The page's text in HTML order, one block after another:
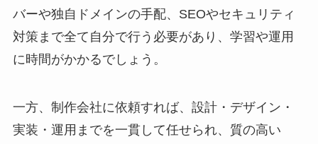
バーや独自ドメインの手配、SEOやセキュリティ
対策まで全て自分で行う必要があり、学習や運用
に時間がかかるでしょう。
一方、制作会社に依頼すれば、設計・デザイン・
実装・運用までを一貫して任せられ、質の高い